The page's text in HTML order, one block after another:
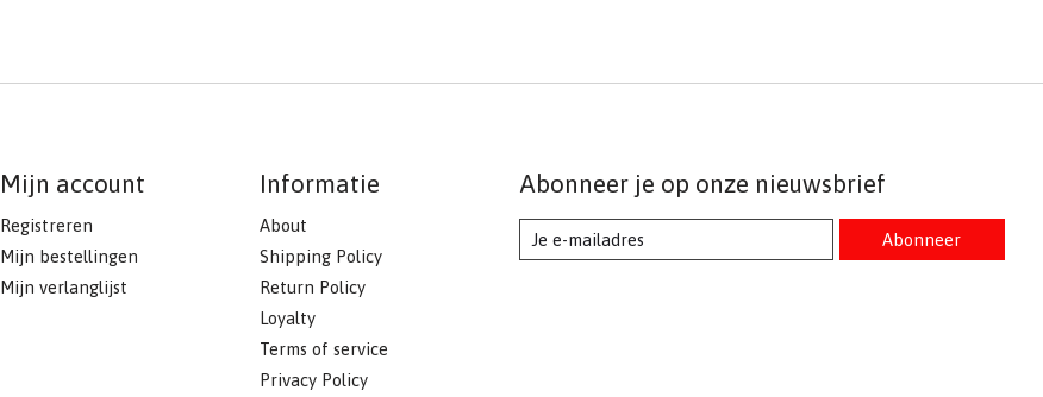
Mijn account
Registreren
Mijn bestellingen
Mijn verlanglijst
Informatie
About
Shipping Policy
Return Policy
Loyalty
Terms of service
Privacy Policy
Abonneer je op onze nieuwsbrief
Abonneer